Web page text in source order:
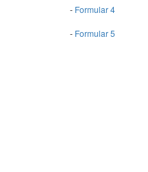
- Formular 4
- Formular 5